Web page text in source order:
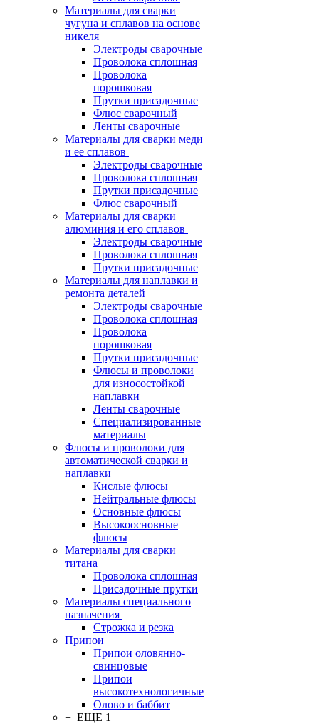
Материалы для сварки
чугуна и сплавов на основе
никеля
Электроды сварочные
Проволока сплошная
Проволока
порошковая
Прутки присадочные
Флюс сварочный
Ленты сварочные
Материалы для сварки меди
и ее сплавов
Электроды сварочные
Проволока сплошная
Прутки присадочные
Флюс сварочный
Материалы для сварки
алюминия и его сплавов
Электроды сварочные
Проволока сплошная
Прутки присадочные
Материалы для наплавки и
ремонта деталей
Электроды сварочные
Проволока сплошная
Проволока
порошковая
Прутки присадочные
Флюсы и проволоки
для износостойкой
наплавки
Ленты сварочные
Специализированные
материалы
Флюсы и проволоки для
автоматической сварки и
наплавки
Кислые флюсы
Нейтральные флюсы
Основные флюсы
Высокоосновные
флюсы
Материалы для сварки
титана
Проволока сплошная
Присадочные прутки
Материалы специального
назначения
Строжка и резка
Припои
Припои оловянно-
свинцовые
Припои
высокотехнологичные
Олово и баббит
+ ЕЩЕ 1